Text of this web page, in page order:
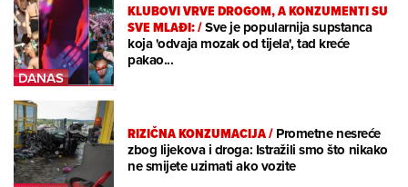
KLUBOVI VRVE DROGOM, A KONZUMENTI SU
SVE MLAĐI:/Sve je popularnija supstanca
koja 'odvaja mozak od tijela', tad kreće
pakao...
RIZIČNA KONZUMACIJA/Prometne nesreće
zbog lijekova i droga: Istražili smo što nikako
ne smijete uzimati ako vozite